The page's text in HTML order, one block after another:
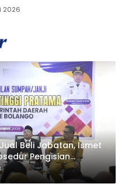
2026
Beli Jabatan, Ismet
Pengisian